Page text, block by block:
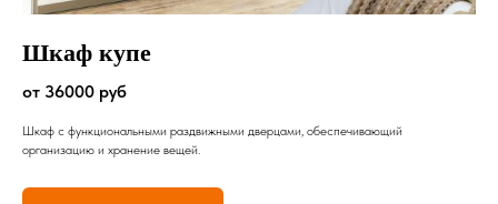
Шкаф купе
от 36000 руб
Шкаф с функциональными раздвижными дверцами, обеспечивающий
организацию и хранение вещей.